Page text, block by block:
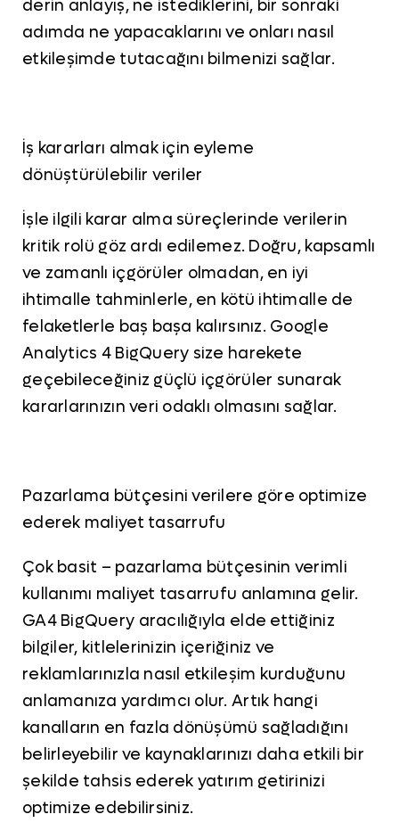
derin anlayış, ne istediklerini, bir sonraki
adımda ne yapacaklarını ve onları nasıl
etkileşimde tutacağını bilmenizi sağlar.
İş kararları almak için eyleme
dönüştürülebilir veriler
İşle ilgili karar alma süreçlerinde verilerin
kritik rolü göz ardı edilemez. Doğru, kapsamlı
ve zamanlı içgörüler olmadan, en iyi
ihtimalle tahminlerle, en kötü ihtimalle de
felaketlerle baş başa kalırsınız. Google
Analytics 4 BigQuery size harekete
geçebileceğiniz güçlü içgörüler sunarak
kararlarınızın veri odaklı olmasını sağlar.
Pazarlama bütçesini verilere göre optimize
ederek maliyet tasarrufu
Çok basit – pazarlama bütçesinin verimli
kullanımı maliyet tasarrufu anlamına gelir.
GA4 BigQuery aracılığıyla elde ettiğiniz
bilgiler, kitlelerinizin içeriğiniz ve
reklamlarınızla nasıl etkileşim kurduğunu
anlamanıza yardımcı olur. Artık hangi
kanalların en fazla dönüşümü sağladığını
belirleyebilir ve kaynaklarınızı daha etkili bir
şekilde tahsis ederek yatırım getirinizi
optimize edebilirsiniz.